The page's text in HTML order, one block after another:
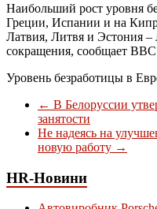
Наибольший рост уровня
Греции, Испании и на
Латвия, Литвя и Эстония
сокращения, сообщает
Уровень безработицы в
← В Белоруссии
занятости
Не надеясь на
новую работу →
HR-Новини